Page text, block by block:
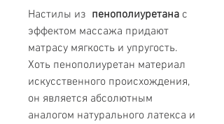
Настилы из пенополиуретана с
эффектом массажа придают
матрасу мягкость и упругость.
Хоть пенополиуретан материал
искусственного происхождения,
он является абсолютным
аналогом натурального латекса и